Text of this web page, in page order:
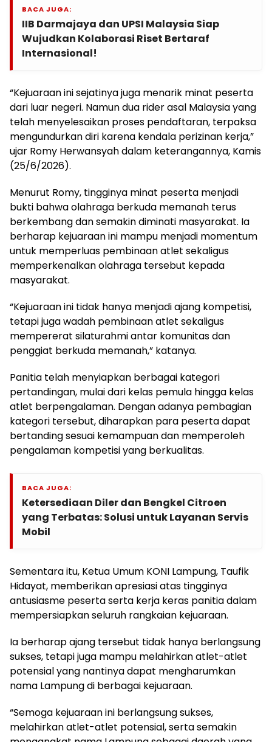
BACA JUGA:
IIB Darmajaya dan UPSI Malaysia Siap
Wujudkan Kolaborasi Riset Bertaraf
Internasional!
“Kejuaraan ini sejatinya juga menarik minat peserta
dari luar negeri. Namun dua rider asal Malaysia yang
telah menyelesaikan proses pendaftaran, terpaksa
mengundurkan diri karena kendala perizinan kerja,”
ujar Romy Herwansyah dalam keterangannya, Kamis
(25/6/2026).
Menurut Romy, tingginya minat peserta menjadi
bukti bahwa olahraga berkuda memanah terus
berkembang dan semakin diminati masyarakat. Ia
berharap kejuaraan ini mampu menjadi momentum
untuk memperluas pembinaan atlet sekaligus
memperkenalkan olahraga tersebut kepada
masyarakat.
“Kejuaraan ini tidak hanya menjadi ajang kompetisi,
tetapi juga wadah pembinaan atlet sekaligus
mempererat silaturahmi antar komunitas dan
penggiat berkuda memanah,” katanya.
Panitia telah menyiapkan berbagai kategori
pertandingan, mulai dari kelas pemula hingga kelas
atlet berpengalaman. Dengan adanya pembagian
kategori tersebut, diharapkan para peserta dapat
bertanding sesuai kemampuan dan memperoleh
pengalaman kompetisi yang berkualitas.
BACA JUGA:
Ketersediaan Diler dan Bengkel Citroen
yang Terbatas: Solusi untuk Layanan Servis
Mobil
Sementara itu, Ketua Umum KONI Lampung, Taufik
Hidayat, memberikan apresiasi atas tingginya
antusiasme peserta serta kerja keras panitia dalam
mempersiapkan seluruh rangkaian kejuaraan.
Ia berharap ajang tersebut tidak hanya berlangsung
sukses, tetapi juga mampu melahirkan atlet-atlet
potensial yang nantinya dapat mengharumkan
nama Lampung di berbagai kejuaraan.
“Semoga kejuaraan ini berlangsung sukses,
melahirkan atlet-atlet potensial, serta semakin